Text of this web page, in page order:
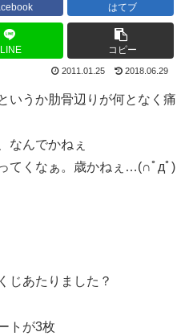
はてブ
LINE コピー
2011.01.25 2018.06.29
いうか肋骨辺りが何となく痛
なんでかねぇ
てくなぁ。歳かねぇ…(∩ﾟдﾟ)
じあたりました？
トが3枚